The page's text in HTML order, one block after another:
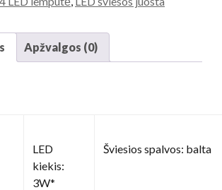
Apžvalgos (0)
LED
kiekis:
3W*
Šviesios spalvos: balta